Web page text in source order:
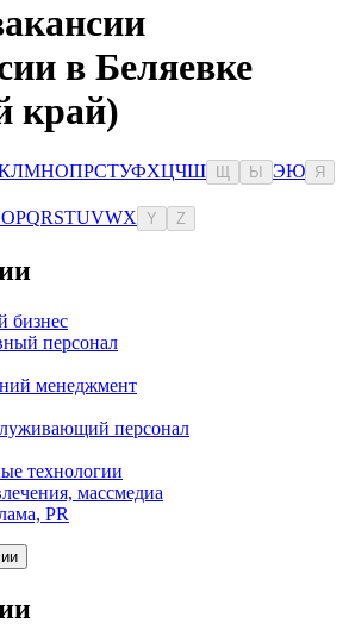
в Беляевке
край)
ЛМНОПРСТУФХЦЧШ Ы ЭЮ Я
OPQRSTUVWX Y Z
бизнес
персонал
менеджмент
персонал
технологии
массмедиа
PR